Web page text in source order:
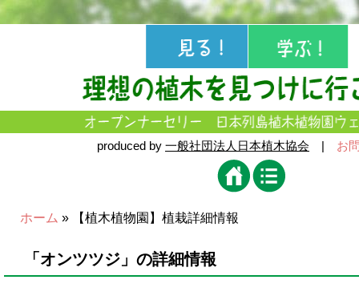
produced by 一般社団法人日本植木協会 | お
ホーム » 【植木植物園】植栽詳細情報
「オンツツジ」の詳細情報